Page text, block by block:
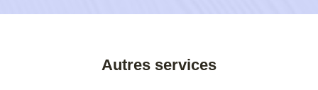
Autres services